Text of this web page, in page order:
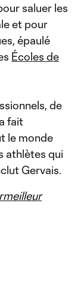
saluer les
et pour
épaulé
Écoles de
de
fait
le monde
athlètes qui
Gervais.